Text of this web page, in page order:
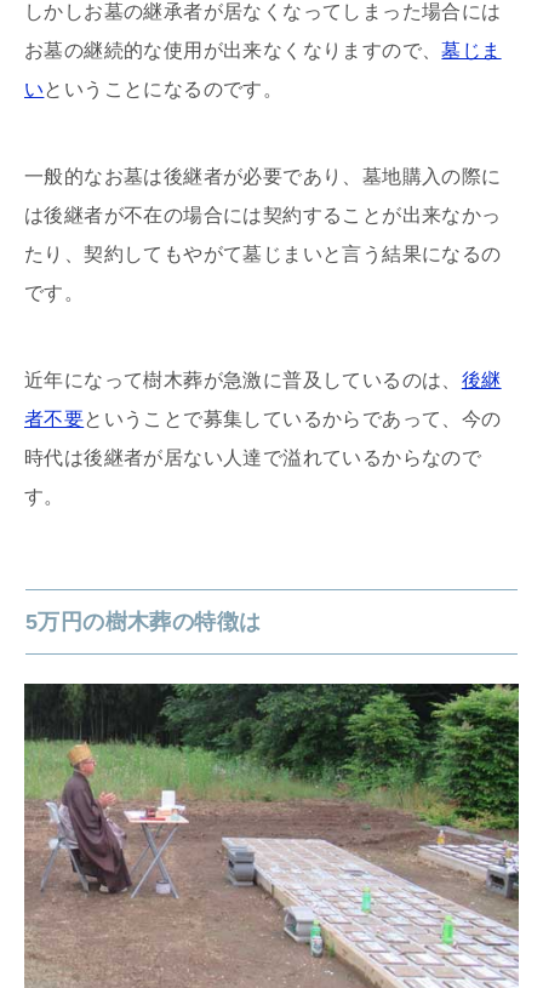
しかしお墓の継承者が居なくなってしまった場合には
お墓の継続的な使用が出来なくなりますので、墓じま
いということになるのです。
一般的なお墓は後継者が必要であり、墓地購入の際に
は後継者が不在の場合には契約することが出来なかっ
たり、契約してもやがて墓じまいと言う結果になるの
です。
近年になって樹木葬が急激に普及しているのは、 後継
者不要ということで募集しているからであって、今の
時代は後継者が居ない人達で溢れているからなので
す。
5万円の樹木葬の特徴は